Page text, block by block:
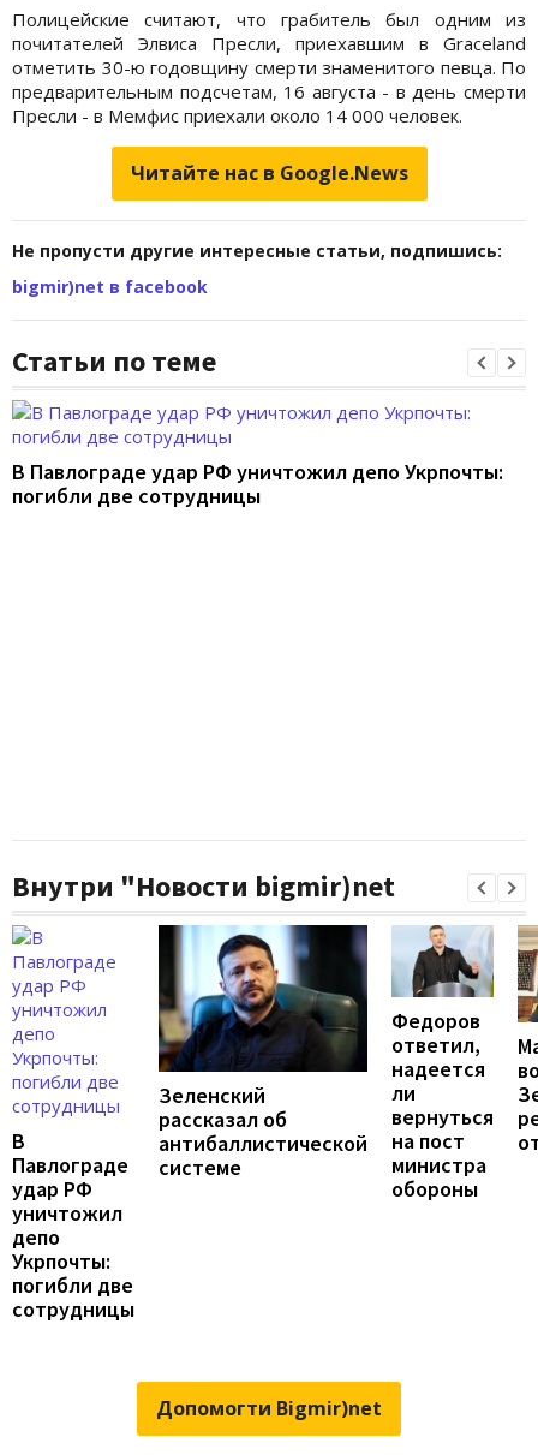
Полицейские считают, что грабитель был одним из
почитателей Элвиса Пресли, приехавшим в Graceland
отметить 30-ю годовщину смерти знаменитого певца. По
предварительным подсчетам, 16 августа - в день смерти
Пресли - в Мемфис приехали около 14 000 человек.
Читайте нас в Google.News
Не пропусти другие интересные статьи, подпишись:
bigmir)net в facebook
Статьи по теме
В Павлограде удар РФ уничтожил депо Укрпочты:
погибли две сотрудницы
Внутри "Новости bigmir)net
В
Павлограде
удар РФ
уничтожил
депо
Укрпочты:
погибли две
сотрудницы
Зеленский
рассказал об
антибаллистической
системе
Федоров
ответил,
надеется
ли
вернуться
на пост
министра
обороны
Допомогти Bigmir)net